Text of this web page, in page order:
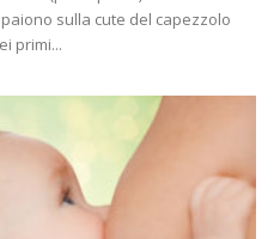
sulla cute del capezzolo
primi...